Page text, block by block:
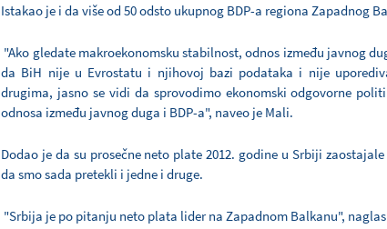
Istakao je i da više od 50 odsto ukupnog BDP-a regiona Zapadnog
"Ako gledate makroekonomsku stabilnost, odnos između javnog
da BiH nije u Evrostatu i njihovoj bazi podataka i nije
drugima, jasno se vidi da sprovodimo ekonomski odgovorne
odnosa između javnog duga i BDP-a", naveo je Mali.
Dodao je da su prosečne neto plate 2012. godine u Srbiji
da smo sada pretekli i jedne i druge.
"Srbija je po pitanju neto plata lider na Zapadnom Balkanu",